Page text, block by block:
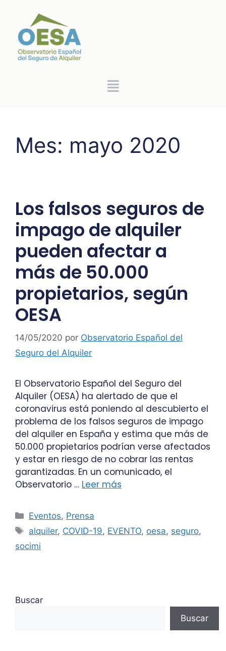
Mes: mayo 2020
Los falsos seguros de
impago de alquiler
pueden afectar a
más de 50.000
propietarios, según
OESA
14/05/2020 por Observatorio Español del
Seguro del Alquiler
El Observatorio Español del Seguro del
Alquiler (OESA) ha alertado de que el
coronavirus está poniendo al descubierto el
problema de los falsos seguros de impago
del alquiler en España y estima que más de
50.000 propietarios podrían verse afectados
y estar en riesgo de no cobrar las rentas
garantizadas. En un comunicado, el
Observatorio … Leer más
Eventos, Prensa
alquiler, COVID-19, EVENTO, oesa, seguro,
socimi
Buscar
Buscar